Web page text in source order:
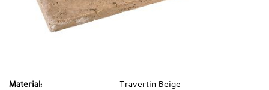
Material: Travertin Beige